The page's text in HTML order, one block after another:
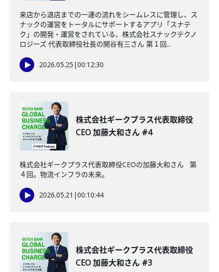
来店から退店までの一連の流れをシームレスに管理し、ス
ナックの運営をトータルにサポートするアプリ「スナテ
ク」の開発・運営をされている、株式会社スナックテクノ
ロジーズ 代表取締役社長の関谷有三さん 第１回...
2026.05.25 |00:12:30
株式会社ギークプラス代表取締役
CEO 加藤大和さん #4
株式会社ギークプラス代表取締役CEOの加藤大和さん 第
４回。物流インフラの未来。
2026.05.21 |00:10:44
株式会社ギークプラス代表取締役
CEO 加藤大和さん #3